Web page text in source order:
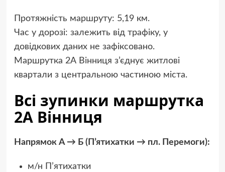
Протяжність маршруту: 5,19 км.
Час у дорозі: залежить від трафіку, у
довідкових даних не зафіксовано.
Маршрутка 2А Вінниця з’єднує житлові
квартали з центральною частиною міста.
Всі зупинки маршрутка
2А Вінниця
Напрямок А → Б (П’ятихатки → пл. Перемоги):
м/н П’ятихатки